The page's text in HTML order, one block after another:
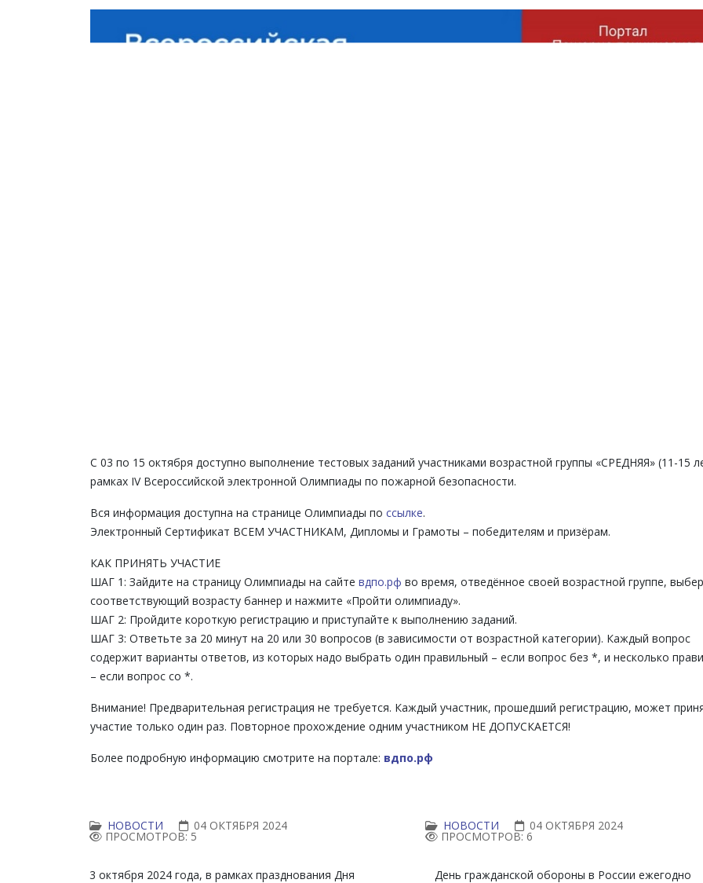
С 03 по 15 октября доступно выполнение тестовых заданий участниками возрастной группы «СРЕДНЯЯ» (11-15
рамках IV Всероссийской электронной Олимпиады по пожарной безопасности.
Вся информация доступна на странице Олимпиады по ссылке.
Электронный Сертификат ВСЕМ УЧАСТНИКАМ, Дипломы и Грамоты – победителям и призёрам.
КАК ПРИНЯТЬ УЧАСТИЕ
ШАГ 1: Зайдите на страницу Олимпиады на сайте вдпо.рф во время, отведённое своей возрастной группе,
соответствующий возрасту баннер и нажмите «Пройти олимпиаду».
ШАГ 2: Пройдите короткую регистрацию и приступайте к выполнению заданий.
ШАГ 3: Ответьте за 20 минут на 20 или 30 вопросов (в зависимости от возрастной категории). Каждый вопрос
содержит варианты ответов, из которых надо выбрать один правильный – если вопрос без *, и несколько
– если вопрос со *.
Внимание! Предварительная регистрация не требуется. Каждый участник, прошедший регистрацию, может
участие только один раз. Повторное прохождение одним участником НЕ ДОПУСКАЕТСЯ!
Более подробную информацию смотрите на портале: вдпо.рф
НОВОСТИ 04 ОКТЯБРЯ 2024
ПРОСМОТРОВ: 5
3 октября 2024 года, в рамках празднования Дня
НОВОСТИ 04 ОКТЯБРЯ 2024
ПРОСМОТРОВ: 6
День гражданской обороны в России ежегодно